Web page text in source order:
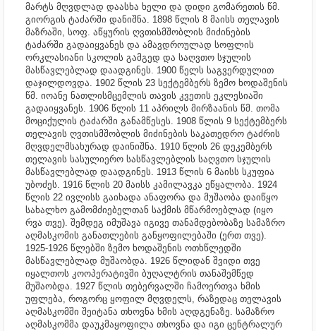
მარტს მღვდლად დაასხა ხელი და დიდი გომარეთის წმ.
გიორგის ტაძარში დანიშნა. 1898 წლის 8 მაისს თელავის
მაზრაში, სოფ. აწყურის ღვთისმშობლის მიძინების
ტაძარში გადაიყვანეს და ამავდროულად სოფლის
ორკლასიანი სკოლის გამგედ და საღვთო სჯულის
მასწავლებლად დაადგინეს. 1900 წელს საგვერდულით
დაჯილდოვდა. 1902 წლის 23 სექტემბერს ზემო ხოდაშენის
წმ. იოანე ნათლისმცემლის თავის კვეთის ეკლესიაში
გადაიყვანეს. 1906 წლის 11 აპრილს მირზაანის წმ. თომა
მოციქულის ტაძარში განამწესეს. 1908 წლის 9 სექტემბერს
თელავის ღვთისმშობლის მიძინების საკათედრო ტაძრის
მღვდელმსახურად დაინიშნა. 1910 წლის 26 დეკემბერს
თელავის სასულიერო სასწავლებლის საღვთო სჯულის
მასწავლებლად დაადგინეს. 1913 წლის 6 მაისს სკუფია
უბოძეს. 1916 წლის 20 მაისს კამილავკა ეწყალობა. 1924
წლის 22 ივლისს გაიხადა ანაფორა და მუშაობა დაიწყო
სახალხო გამომძიებელთან საქმის მწარმოებლად (იყო
რვა თვე). შემდეგ იმუშავა იგივე თანამდებობაზე სამაზრო
აღმასკომის განათლების განყოფილებაში (ერთ თვე).
1925-1926 წლებში ზემო ხოდაშენის ოთხწლედში
მასწავლებლად მუშაობდა. 1926 წლიდან შვიდი თვე
იყალთოს კოოპერატივში ბუღალტრის თანაშემწედ
მუშაობდა. 1927 წლის თებერვალში ჩამოერთვა ხმის
უფლება, როგორც ყოფილ მღვდელს, რაზედაც თელავის
აღმასკომში შეიტანა თხოვნა ხმის აღდგენაზე. სამაზრო
აღმასკომმა დაუკმაყოფილა თხოვნა და იგი ცენტრალურ